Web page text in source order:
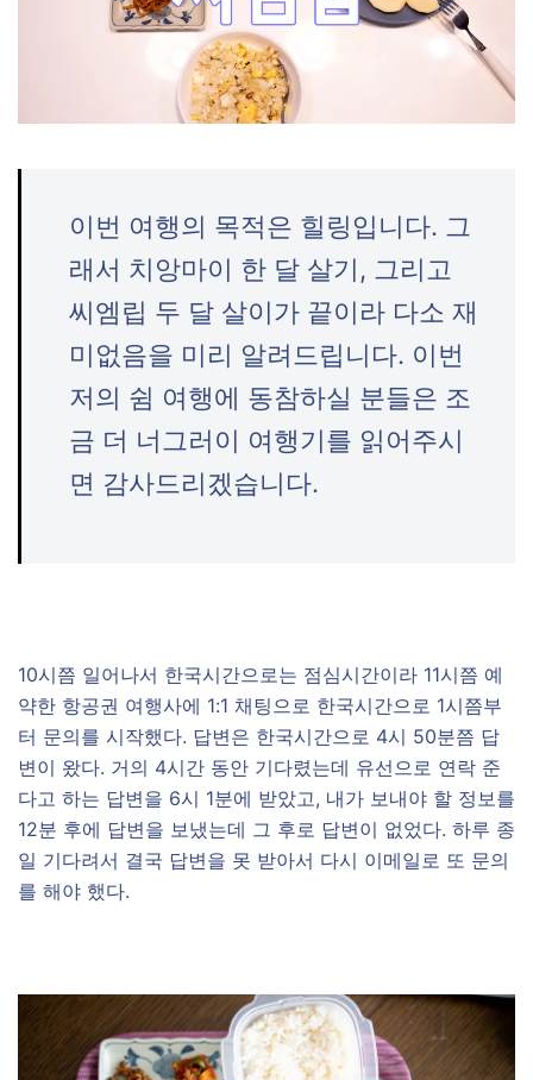
이번 여행의 목적은 힐링입니다. 그
래서 치앙마이 한 달 살기, 그리고
씨엠립 두 달 살이가 끝이라 다소 재
미없음을 미리 알려드립니다. 이번
저의 쉼 여행에 동참하실 분들은 조
금 더 너그러이 여행기를 읽어주시
면 감사드리겠습니다.
10시쯤 일어나서 한국시간으로는 점심시간이라 11시쯤 예
약한 항공권 여행사에 1:1 채팅으로 한국시간으로 1시쯤부
터 문의를 시작했다. 답변은 한국시간으로 4시 50분쯤 답
변이 왔다. 거의 4시간 동안 기다렸는데 유선으로 연락 준
다고 하는 답변을 6시 1분에 받았고, 내가 보내야 할 정보를
12분 후에 답변을 보냈는데 그 후로 답변이 없었다. 하루 종
일 기다려서 결국 답변을 못 받아서 다시 이메일로 또 문의
를 해야 했다.